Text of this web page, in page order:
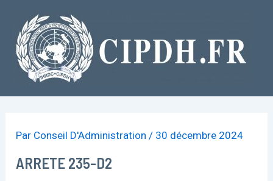
contenu
Par Conseil D'Administration/ 30 décembre 2024
ARRETE 235-D2